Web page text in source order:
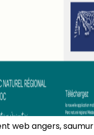
web angers, saumur